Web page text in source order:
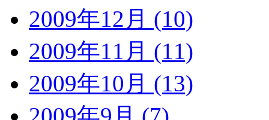
2009年12月 (10)
2009年11月 (11)
2009年10月 (13)